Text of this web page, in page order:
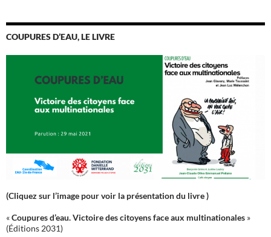
COUPURES D’EAU, LE LIVRE
(Cliquez sur l’image pour voir la présentation du livre )
«Coupures d’eau. Victoire des citoyens face aux multinationales »
(Éditions 2031)